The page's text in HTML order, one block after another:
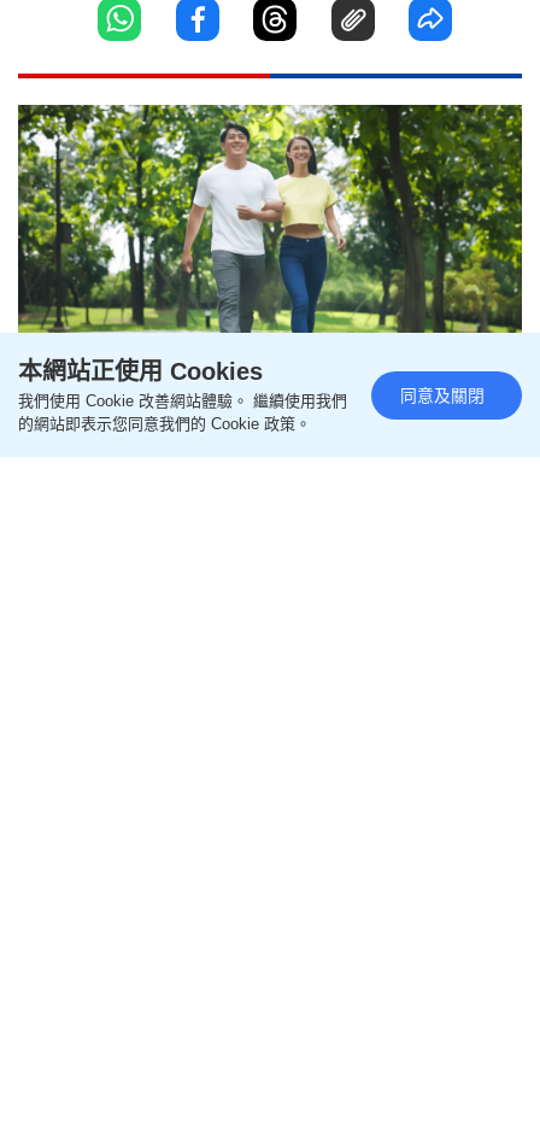
關節痛｜4類運動有助強化關節 散
步也有效 只需30分鐘
本網站正使用 Cookies
我們使用 Cookie 改善網站體驗。 繼續使用我們
的網站即表示您同意我們的 Cookie 政策。
同意及關閉